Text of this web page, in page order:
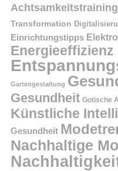
Achtsamkeitstraining
Transformation
Einrichtungstipps
Energieeffizienz
Gartengestaltung
Gesundheit Gotische
Künstliche
Gesundheit
Nachhaltige